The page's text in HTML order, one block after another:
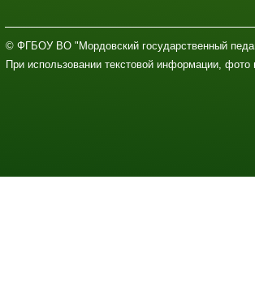
© ФГБОУ ВО "Мордовский государственный
При использовании текстовой информации,